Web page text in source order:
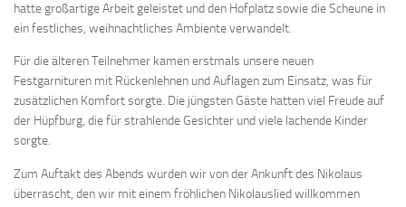
hatte großartige Arbeit geleistet und den Hofplatz sowie die Scheune in
ein festliches, weihnachtliches Ambiente verwandelt.
Für die älteren Teilnehmer kamen erstmals unsere neuen
Festgarnituren mit Rückenlehnen und Auflagen zum Einsatz, was für
zusätzlichen Komfort sorgte. Die jüngsten Gäste hatten viel Freude auf
der Hüpfburg, die für strahlende Gesichter und viele lachende Kinder
sorgte.
Zum Auftakt des Abends wurden wir von der Ankunft des Nikolaus
überrascht, den wir mit einem fröhlichen Nikolauslied willkommen